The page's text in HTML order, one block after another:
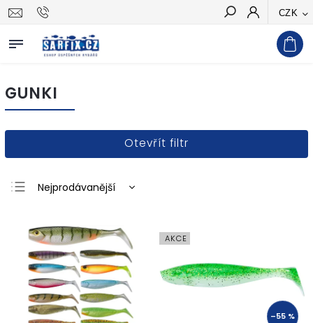
CZK
Hledat
GUNKI
Otevřít filtr
Nejprodávanější
Nejdražší
Abecedně
AKCE
–55 %